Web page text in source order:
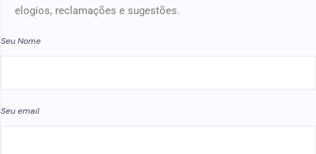
elogios, reclamações e sugestões.
Seu Nome
Seu email